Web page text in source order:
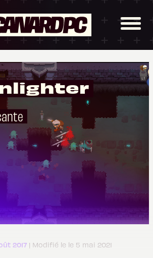
2017 | Modifié le le 5 mai 2021